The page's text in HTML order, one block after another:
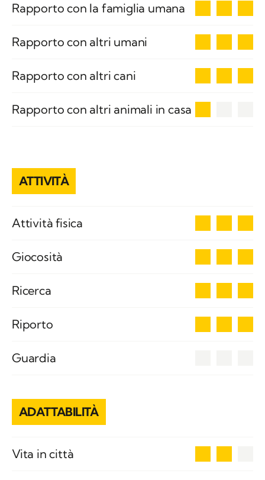
Rapporto con la famiglia umana
Rapporto con altri umani
Rapporto con altri cani
Rapporto con altri animali in casa
ATTIVITÀ
Attività fisica
Giocosità
Ricerca
Riporto
Guardia
ADATTABILITÀ
Vita in città